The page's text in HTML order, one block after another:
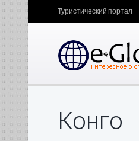
Туристический портал
Конго